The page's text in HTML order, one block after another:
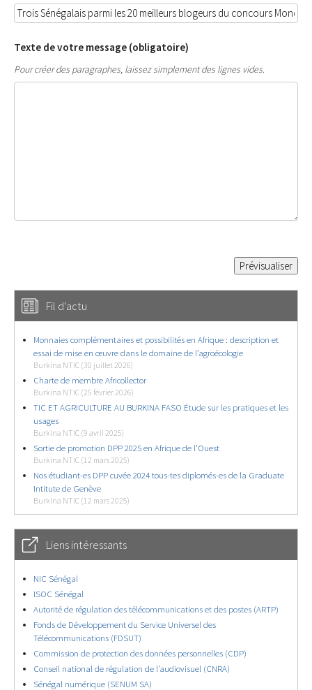
Texte de votre message (obligatoire)
Pour créer des paragraphes, laissez simplement des lignes vides.
Fil d'actu
Monnaies complémentaires et possibilités en Afrique : description et
essai de mise en œuvre dans le domaine de l’agroécologie
Burkina NTIC (30 juillet 2026)
Charte de membre Africollector
Burkina NTIC (25 février 2026)
TIC ET AGRICULTURE AU BURKINA FASO Étude sur les pratiques et les
usages
Burkina NTIC (9 avril 2025)
Sortie de promotion DPP 2025 en Afrique de l’Ouest
Burkina NTIC (12 mars 2025)
Nos étudiant-es DPP cuvée 2024 tous-tes diplomés-es de la Graduate
Intitute de Genève
Burkina NTIC (12 mars 2025)
Liens intéressants
NIC Sénégal
ISOC Sénégal
Autorité de régulation des télécommunications et des postes (ARTP)
Fonds de Développement du Service Universel des
Télécommunications (FDSUT)
Commission de protection des données personnelles (CDP)
Conseil national de régulation de l’audiovisuel (CNRA)
Sénégal numérique (SENUM SA)